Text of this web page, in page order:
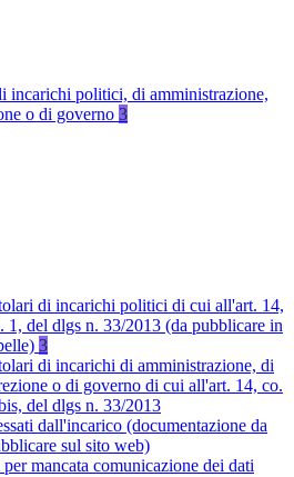
incarichi politici, di amministrazione,
o di governo 3
di incarichi politici di cui all'art. 14,
1, del dlgs n. 33/2013 (da pubblicare in
3
di incarichi di amministrazione, di
o di governo di cui all'art. 14, co.
del dlgs n. 33/2013
dall'incarico (documentazione da
sul sito web)
mancata comunicazione dei dati